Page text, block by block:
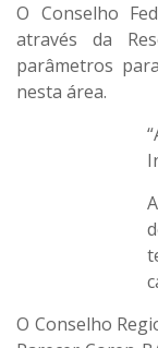
O Conselho
através da
parâmetros
nesta área.
O Conselho